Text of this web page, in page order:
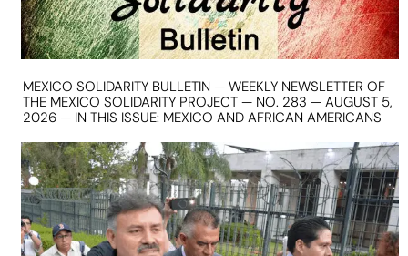
MEXICO SOLIDARITY BULLETIN — WEEKLY NEWSLETTER OF
THE MEXICO SOLIDARITY PROJECT — NO. 283 — AUGUST 5,
2026 — IN THIS ISSUE: MEXICO AND AFRICAN AMERICANS